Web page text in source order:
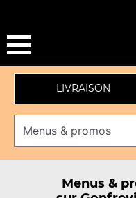
LIVRAISON
Menus &